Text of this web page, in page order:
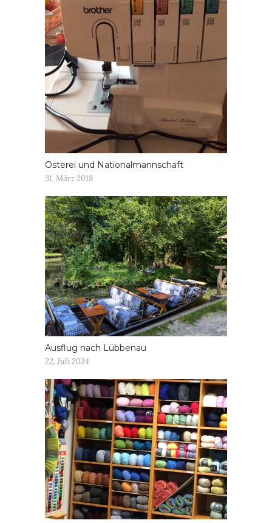
Osterei und Nationalmannschaft
31. März 2018
Ausflug nach Lübbenau
22. Juli 2024